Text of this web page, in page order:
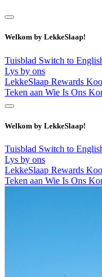
Welkom by LekkeSlaap!
Tuisblad Switch to
Lys by ons
LekkeSlaap Rewards
Teken aan Wie Is Ons
Welkom by LekkeSlaap!
Tuisblad Switch to
Lys by ons
LekkeSlaap Rewards
Teken aan Wie Is Ons